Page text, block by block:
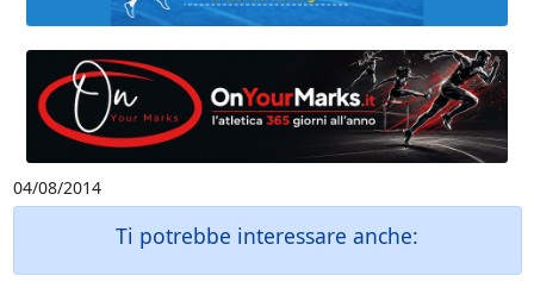
04/08/2014
Ti potrebbe interessare anche: